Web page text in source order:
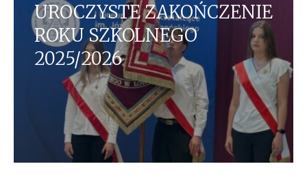
UROCZYSTE ZAKOŃCZENIE
ROKU SZKOLNEGO
2025/2026